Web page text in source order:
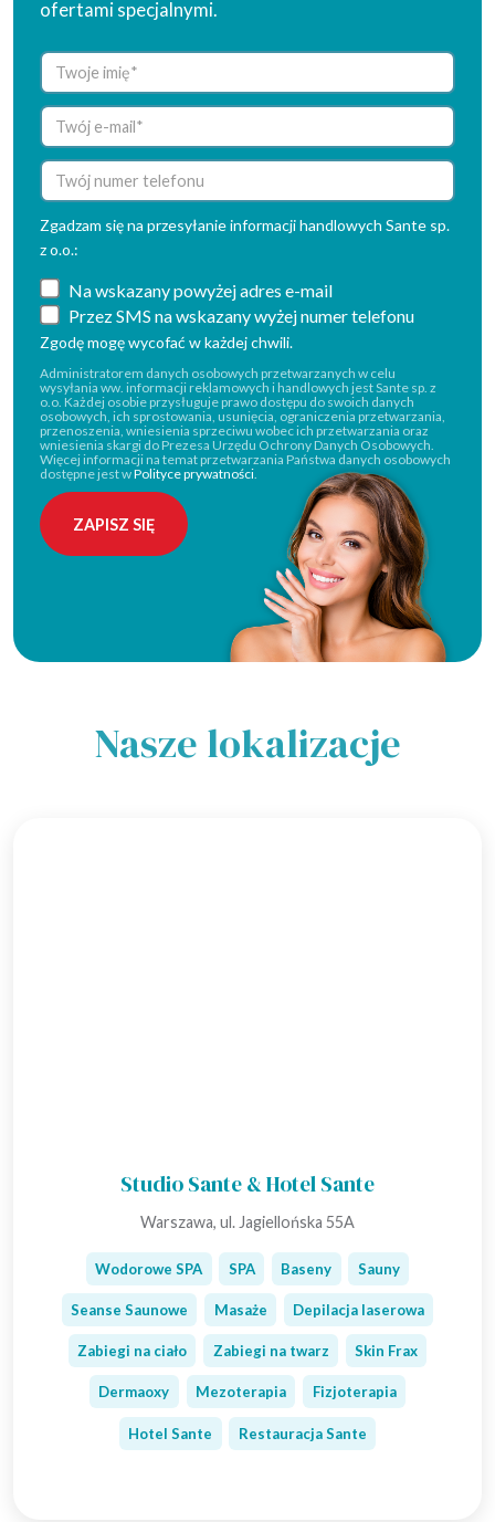
ofertami specjalnymi.
Zgadzam się na przesyłanie informacji handlowych Sante sp.
z o.o.:
Na wskazany powyżej adres e-mail
Przez SMS na wskazany wyżej numer telefonu
Zgodę mogę wycofać w każdej chwili.
Administratorem danych osobowych przetwarzanych w celu
wysyłania ww. informacji reklamowych i handlowych jest Sante sp. z
o.o. Każdej osobie przysługuje prawo dostępu do swoich danych
osobowych, ich sprostowania, usunięcia, ograniczenia przetwarzania,
przenoszenia, wniesienia sprzeciwu wobec ich przetwarzania oraz
wniesienia skargi do Prezesa Urzędu Ochrony Danych Osobowych.
Więcej informacji na temat przetwarzania Państwa danych osobowych
dostępne jest wPolityce prywatności
Nasze lokalizacje
Studio Sante & Hotel Sante
Warszawa, ul. Jagiellońska 55A
Wodorowe SPA SPA Baseny Sauny
Seanse Saunowe Masaże Depilacja laserowa
Zabiegi na ciało Zabiegi na twarz Skin Frax
Dermaoxy Mezoterapia Fizjoterapia
Hotel Sante Restauracja Sante